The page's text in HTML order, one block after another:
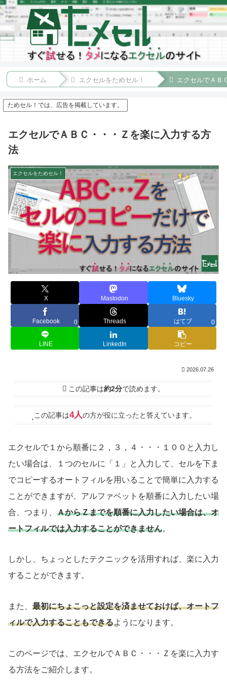
ホーム エクセルをためセル！ エクセルでＡＢ
ためセル！では、広告を掲載しています。
エクセルでＡＢＣ・・・Ｚを楽に入力する方
法
エクセルをためセル！
X Mastodon Bluesky
Facebook 0 Threads はてブ 0
LINE LinkedIn コピー
2026.07.26
この記事は約2分で読めます。
この記事は4人の方が役に立ったと答えています。
エクセルで１から順番に２，３，４・・・１００と入力し
たい場合は、１つのセルに「１」と入力して、セルを下ま
でコピーするオートフィルを用いることで簡単に入力する
ことができますが、アルファベットを順番に入力したい場
合、つまり、 ＡからＺまでを順番に入力したい場合は、オ
ートフィルでは入力することができません。
しかし、ちょっとしたテクニックを活用すれば、楽に入力
することができます。
また、 最初にちょこっと設定を済ませておけば、オートフ
ィルで入力することもできるようになります。
このページでは、エクセルでＡＢＣ・・・Ｚを楽に入力す
る方法をご紹介します。